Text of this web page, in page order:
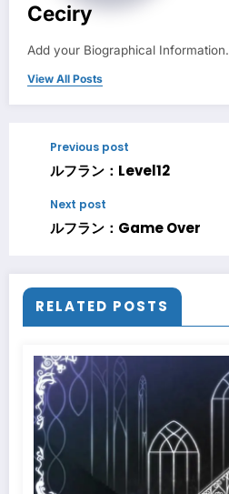
Ceciry
Add your Biographical Information.
View All Posts
Previous post
ルフラン：Level12
Next post
ルフラン：Game Over
RELATED POSTS